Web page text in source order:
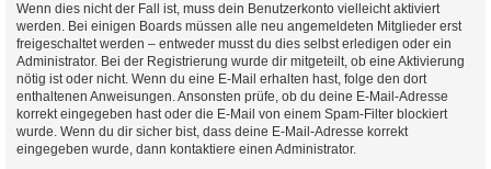
Wenn dies nicht der Fall ist, muss dein Benutzerkonto vielleicht aktiviert
werden. Bei einigen Boards müssen alle neu angemeldeten Mitglieder erst
freigeschaltet werden – entweder musst du dies selbst erledigen oder ein
Administrator. Bei der Registrierung wurde dir mitgeteilt, ob eine Aktivierung
nötig ist oder nicht. Wenn du eine E-Mail erhalten hast, folge den dort
enthaltenen Anweisungen. Ansonsten prüfe, ob du deine E-Mail-Adresse
korrekt eingegeben hast oder die E-Mail von einem Spam-Filter blockiert
wurde. Wenn du dir sicher bist, dass deine E-Mail-Adresse korrekt
eingegeben wurde, dann kontaktiere einen Administrator.